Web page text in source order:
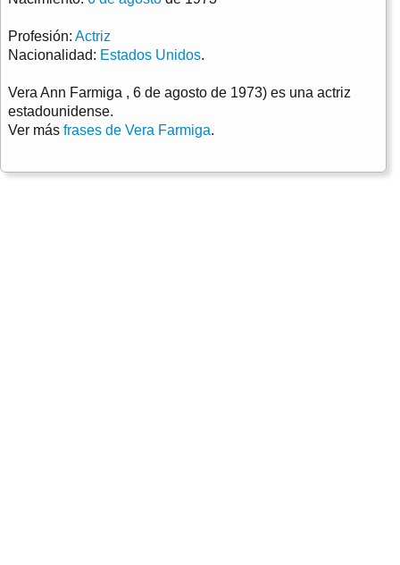
Profesión: Actriz
Nacionalidad: Estados Unidos.
Vera Ann Farmiga , 6 de agosto de 1973) es una actriz
estadounidense.
Ver más frases de Vera Farmiga.